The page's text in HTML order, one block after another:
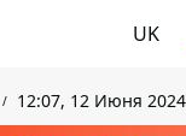
UK
12:07, 12 Июня 2024